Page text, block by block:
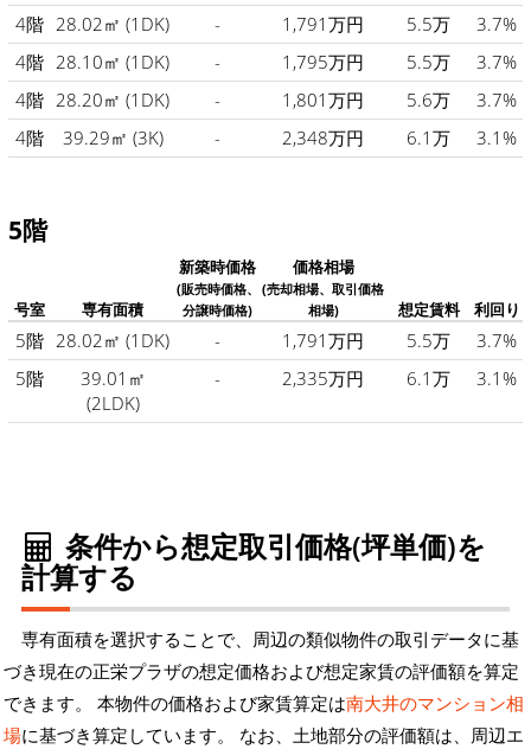
4階 28.02㎡ (1DK) - 1,791万円 5.5万
3.7%
4階 28.10㎡ (1DK) - 1,795万円 5.5万
3.7%
4階 28.20㎡ (1DK) - 1,801万円 5.6万
3.7%
4階
39.29㎡ (3K) - 2,348万円 6.1万 3.1%
5階
号室 専有面積
新築時価格
(販売時価格、
分譲時価格)
価格相場
(売却相場、取引価格
相場)
想定賃料 利回り
5階 28.02㎡ (1DK) - 1,791万円 5.5万
3.7%
5階
39.01㎡
(2LDK)
- 2,335万円 6.1万 3.1%
条件から想定取引価格(坪単価)を
計算する
専有面積を選択することで、周辺の類似物件の取引データに基
づき現在の正栄プラザの想定価格および想定家賃の評価額を算定
できます。 本物件の価格および家賃算定は南大井のマンション相
場に基づき算定しています。 なお、土地部分の評価額は、周辺エ